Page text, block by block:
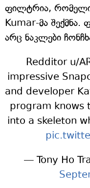
ფილტრია,
Kumar-მა შექმნა.
არც ნაკლები
Redditor u/
impressive
and developer
program knows
into a skeleton
— Tony Ho